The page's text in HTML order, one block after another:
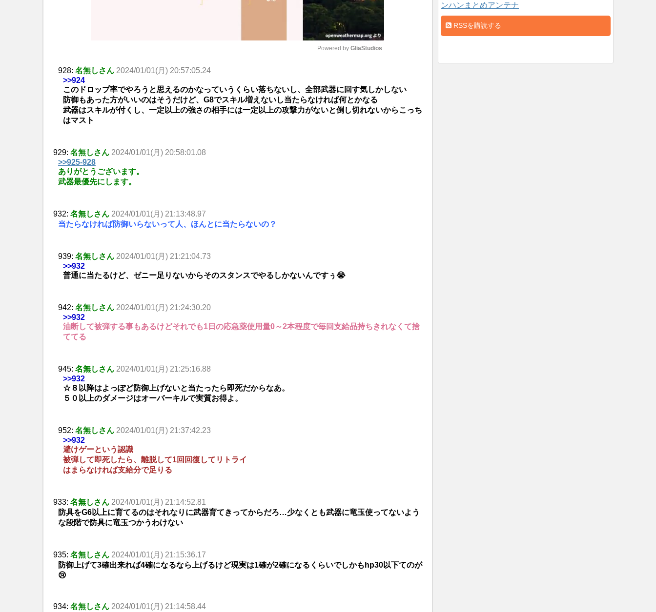
u
t
e
Powered by GliaStudios
928: 名無しさん 2024/01/01(月) 20:57:05.24
>>924
このドロップ率でやろうと思えるのかなっていうくらい落ちないし、全部武器に回す気しかしない
防御もあった方がいいのはそうだけど、G8でスキル増えないし当たらなければ何とかなる
武器はスキルが付くし、一定以上の強さの相手には一定以上の攻撃力がないと倒し切れないからこっち
はマスト
929: 名無しさん 2024/01/01(月) 20:58:01.08
>>925-928
ありがとうございます。
武器最優先にします。
932: 名無しさん 2024/01/01(月) 21:13:48.97
当たらなければ防御いらないって人、ほんとに当たらないの？
939: 名無しさん 2024/01/01(月) 21:21:04.73
>>932
普通に当たるけど、ゼニー足りないからそのスタンスでやるしかないんですぅ😭
942: 名無しさん 2024/01/01(月) 21:24:30.20
>>932
油断して被弾する事もあるけどそれでも1日の応急薬使用量0～2本程度で毎回支給品持ちきれなくて捨
ててる
945: 名無しさん 2024/01/01(月) 21:25:16.88
>>932
☆８以降はよっぽど防御上げないと当たったら即死だからなあ。
５０以上のダメージはオーバーキルで実質お得よ。
952: 名無しさん 2024/01/01(月) 21:37:42.23
>>932
避けゲーという認識
被弾して即死したら、離脱して1回回復してリトライ
はまらなければ支給分で足りる
933: 名無しさん 2024/01/01(月) 21:14:52.81
防具をG6以上に育てるのはそれなりに武器育てきってからだろ…少なくとも武器に竜玉使ってないよう
な段階で防具に竜玉つかうわけない
935: 名無しさん 2024/01/01(月) 21:15:36.17
防御上げて3確出来れば4確になるなら上げるけど現実は1確が2確になるくらいでしかもhp30以下てのが
😢
934: 名無しさん 2024/01/01(月) 21:14:58.44
ンハンまとめアンテナ
RSSを購読する